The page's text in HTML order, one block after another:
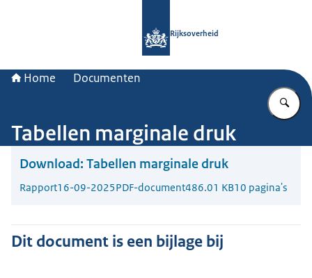
Rijksoverheid
Home Documenten
Tabellen marginale druk
Download: Tabellen marginale druk
Rapport16-09-2025PDF-document486.01 KB10 pagina's
Dit document is een bijlage bij